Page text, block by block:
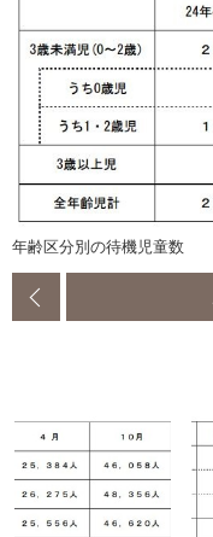
年齢区分別の待機児童数